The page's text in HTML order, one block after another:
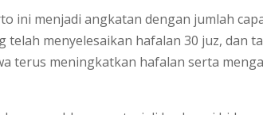
ini menjadi angkatan dengan jumlah
telah menyelesaikan hafalan 30 juz, dan
terus meningkatkan hafalan serta